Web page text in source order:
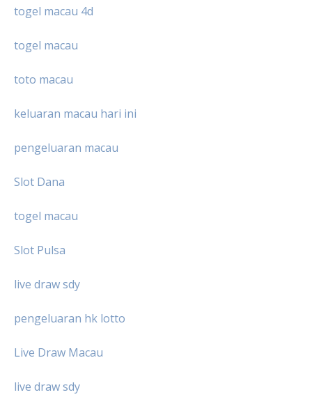
togel macau 4d
togel macau
toto macau
keluaran macau hari ini
pengeluaran macau
Slot Dana
togel macau
Slot Pulsa
live draw sdy
pengeluaran hk lotto
Live Draw Macau
live draw sdy